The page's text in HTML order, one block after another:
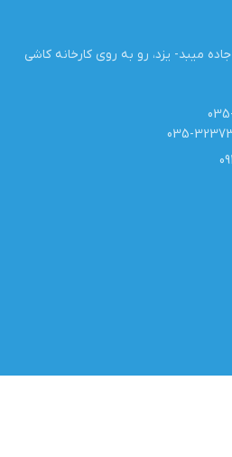
آدرس : میبد، کیلومتر 10 جاده میبد- یزد، رو به روی کارخانه کاشی